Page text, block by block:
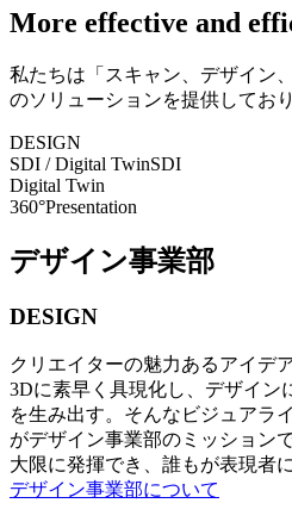
More effective and
私たちは「スキャン、デザイン
のソリューションを提供しており
DESIGN
SDI / Digital TwinSDI
Digital Twin
360°Presentation
デザイン事業部
DESIGN
クリエイターの魅力あるアイデ
3Dに素早く具現化し、デザイン
を生み出す。そんなビジュアラ
がデザイン事業部のミッション
大限に発揮でき、誰もが表現者
デザイン事業部について